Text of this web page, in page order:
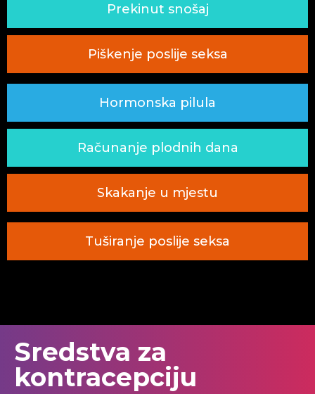
Prekinut snošaj
Piškenje poslije seksa
Hormonska pilula
Računanje plodnih dana
Skakanje u mjestu
Tuširanje poslije seksa
Sredstva za
kontracepciju